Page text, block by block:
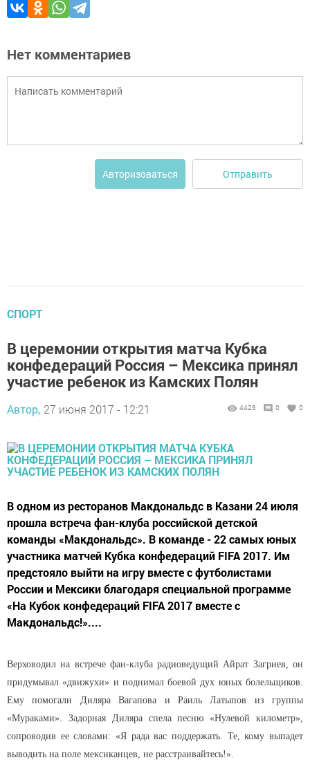
Нет комментариев
Авторизоваться Отправить
СПОРТ
В церемонии открытия матча Кубка
конфедераций Россия – Мексика принял
участие ребенок из Камских Полян
Автор, 27 июня 2017 - 12:21 4426 0 0
В одном из ресторанов Макдональдс в Казани 24 июля
прошла встреча фан-клуба российской детской
команды «Макдональдс». В команде - 22 самых юных
участника матчей Кубка конфедераций FIFA 2017. Им
предстояло выйти на игру вместе с футболистами
России и Мексики благодаря специальной программе
«На Кубок конфедераций FIFA 2017 вместе с
Макдональдс!»....
Верховодил на встрече фан-клуба радиоведущий Айрат Загриев, он
придумывал «движухи» и поднимал боевой дух юных болельщиков.
Ему помогали Диляра Вагапова и Раиль Латыпов из группы
«Мураками». Задорная Диляра спела песню «Нулевой километр»,
сопроводив ее словами: «Я рада вас поддержать. Те, кому выпадет
выводить на поле мексиканцев, не расстраивайтесь!».